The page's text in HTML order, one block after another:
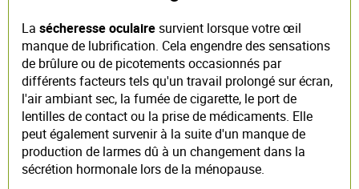
La sécheresse oculairesurvient lorsque votre œil
manque de lubrification. Cela engendre des sensations
de brûlure ou de picotements occasionnés par
différents facteurs tels qu'un travail prolongé sur écran,
l'air ambiant sec, la fumée de cigarette, le port de
lentilles de contact ou la prise de médicaments. Elle
peut également survenir à la suite d'un manque de
production de larmes dû à un changement dans la
sécrétion hormonale lors de la ménopause.